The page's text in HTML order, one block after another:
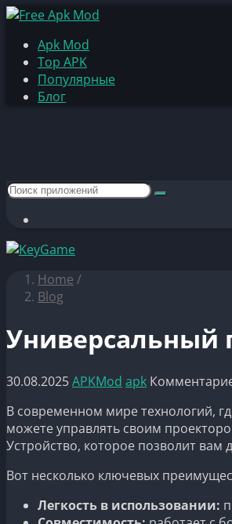
Apk Mod
Top APK
Популярные
Блог
Home /
Blog
Универсальный
30.08.2025APKMod apk
В современном мире технологий,
можете управлять своим
Устройство, которое позволит вам
Вот несколько ключевых
Легкость в использовании: